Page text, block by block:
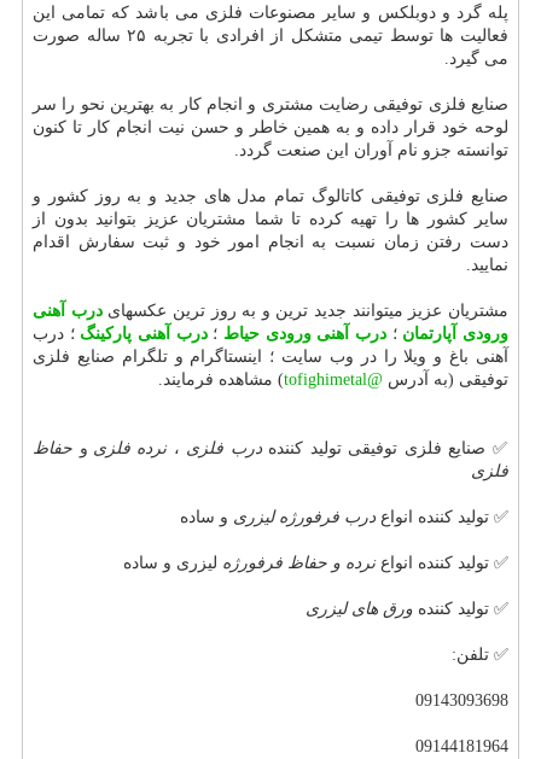
پله گرد و دوبلکس و سایر مصنوعات فلزی می باشد که تمامی این
فعالیت ها توسط تیمی متشکل از افرادی با تجربه ۲۵ ساله صورت
می گیرد.
صنایع فلزی توفیقی رضایت مشتری و انجام کار به بهترین نحو را سر
لوحه خود قرار داده و به همین خاطر و حسن نیت انجام کار تا کنون
توانسته جزو نام آوران این صنعت گردد.
صنایع فلزی توفیقی کاتالوگ تمام مدل های جدید و به روز کشور و
سایر کشور ها را تهیه کرده تا شما مشتریان عزیز بتوانید بدون از
دست رفتن زمان نسبت به انجام امور خود و ثبت سفارش اقدام
نمایید.
مشتریان عزیز میتوانند جدید ترین و به روز ترین عکسهایدرب آهنی
ورودی آپارتمان ؛ درب آهنی ورودی حیاط ؛درب آهنی پارکینگ ؛ درب
آهنی باغ و ویلا را در وب سایت ؛ اینستاگرام و تلگرام صنایع فلزی
توفیقی (به آدرس @tofighimetal ) مشاهده فرمایند.
✅ صنایع فلزی توفیقی تولید کنندهدرب فلزی ،نرده فلزی و حفاظ
فلزی
✅ تولید کننده انواع درب فرفورژه لیزری و ساده
✅ تولید کننده انواعنرده و حفاظ فرفورژه لیزری و ساده
✅ تولید کننده ورق های لیزری
✅ تلفن:
09143093698
09144181964